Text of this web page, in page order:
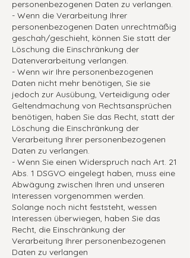
personenbezogenen Daten zu verlangen.
- Wenn die Verarbeitung Ihrer
personenbezogenen Daten unrechtmäßig
geschah/geschieht, können Sie statt der
Löschung die Einschränkung der
Datenverarbeitung verlangen.
- Wenn wir Ihre personenbezogenen
Daten nicht mehr benötigen, Sie sie
jedoch zur Ausübung, Verteidigung oder
Geltendmachung von Rechtsansprüchen
benötigen, haben Sie das Recht, statt der
Löschung die Einschränkung der
Verarbeitung Ihrer personenbezogenen
Daten zu verlangen.
- Wenn Sie einen Widerspruch nach Art. 21
Abs. 1 DSGVO eingelegt haben, muss eine
Abwägung zwischen Ihren und unseren
Interessen vorgenommen werden.
Solange noch nicht feststeht, wessen
Interessen überwiegen, haben Sie das
Recht, die Einschränkung der
Verarbeitung Ihrer personenbezogenen
Daten zu verlangen